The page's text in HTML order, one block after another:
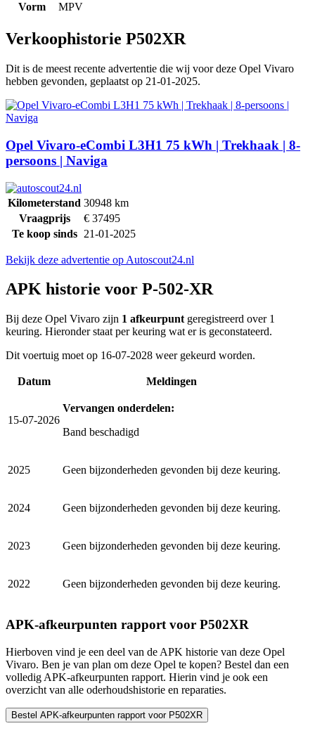
Vorm
MPV
Verkoophistorie P502XR
Dit is de meest recente advertentie die wij voor deze Opel Vivaro
hebben gevonden, geplaatst op 21-01-2025.
Opel Vivaro-eCombi L3H1 75 kWh | Trekhaak | 8-
persoons | Naviga
Kilometerstand 30948 km
Vraagprijs
€ 37495
Te koop sinds
21-01-2025
Bekijk deze advertentie op Autoscout24.nl
APK historie voor P-502-XR
Bij deze Opel Vivaro zijn 1 afkeurpunt geregistreerd over 1
keuring. Hieronder staat per keuring wat er is geconstateerd.
Dit voertuig moet op 16-07-2028 weer gekeurd worden.
Datum Meldingen
15-07-2026
Vervangen onderdelen:
Band beschadigd
2025 Geen bijzonderheden gevonden bij deze keuring.
2024 Geen bijzonderheden gevonden bij deze keuring.
2023 Geen bijzonderheden gevonden bij deze keuring.
2022 Geen bijzonderheden gevonden bij deze keuring.
APK-afkeurpunten rapport voor P502XR
Hierboven vind je een deel van de APK historie van deze Opel
Vivaro. Ben je van plan om deze Opel te kopen? Bestel dan een
volledig APK-afkeurpunten rapport. Hierin vind je ook een
overzicht van alle oderhoudshistorie en reparaties.
Bestel APK-afkeurpunten rapport voor P502XR